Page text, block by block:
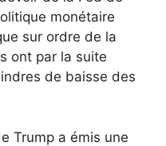
monétaire
sur ordre de la
ont par la suite
de baisse des
Trump a émis une